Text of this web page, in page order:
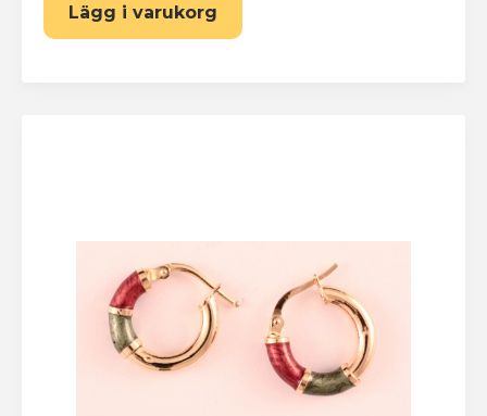
Lägg i varukorg